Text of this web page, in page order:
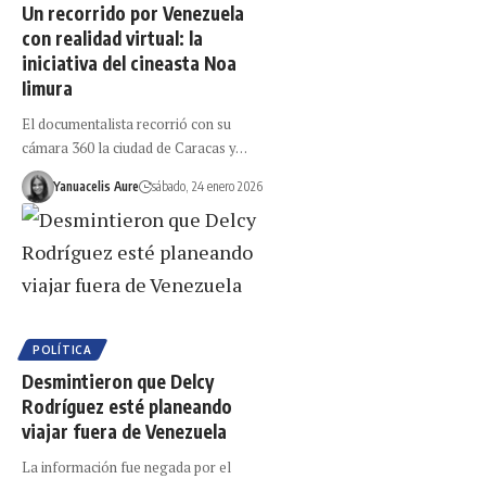
Un recorrido por Venezuela
con realidad virtual: la
iniciativa del cineasta Noa
Iimura
El documentalista recorrió con su
cámara 360 la ciudad de Caracas y…
Yanuacelis Aure sábado, 24 enero 2026
POLÍTICA
Desmintieron que Delcy
Rodríguez esté planeando
viajar fuera de Venezuela
La información fue negada por el